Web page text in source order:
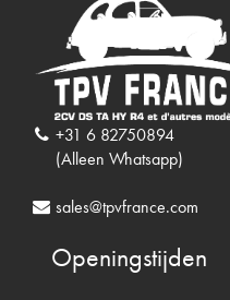
+31 6 82750894
(Alleen Whatsapp)
sales@tpvfrance.com
Openingstijden